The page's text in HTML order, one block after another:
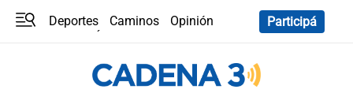
Deportes Caminos
Opinión
Participá